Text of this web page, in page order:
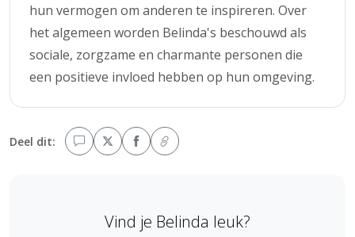
hun vermogen om anderen te inspireren. Over
het algemeen worden Belinda's beschouwd als
sociale, zorgzame en charmante personen die
een positieve invloed hebben op hun omgeving.
Deel dit:
Vind je Belinda leuk?